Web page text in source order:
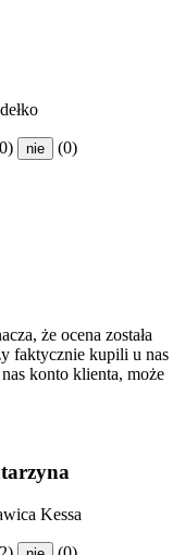
nie (0)
że ​​ocena została
faktycznie kupili u nas
konto klienta, może
Kessa